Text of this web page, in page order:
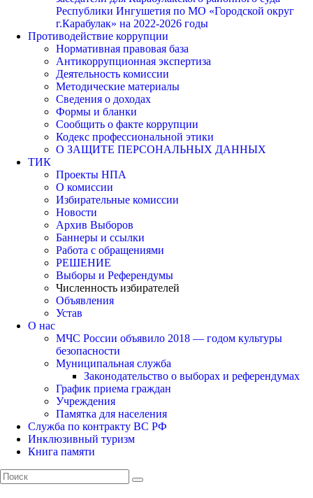
Республики Ингушетия по МО «Городской округ
г.Карабулак» на 2022-2026 годы
Противодействие коррупции
Нормативная правовая база
Антикоррупционная экспертиза
Деятельность комиссии
Методические материалы
Сведения о доходах
Формы и бланки
Сообщить о факте коррупции
Кодекс профессиональной этики
О ЗАЩИТЕ ПЕРСОНАЛЬНЫХ ДАННЫХ
ТИК
Проекты НПА
О комиссии
Избирательные комиссии
Новости
Архив Выборов
Баннеры и ссылки
Работа с обращениями
РЕШЕНИЕ
Выборы и Референдумы
Численность избирателей
Объявления
Устав
О нас
МЧС России объявило 2018 — годом культуры
безопасности
Муниципальная служба
Законодательство о выборах и референдумах
График приема граждан
Учреждения
Памятка для населения
Служба по контракту ВС РФ
Инклюзивный туризм
Книга памяти